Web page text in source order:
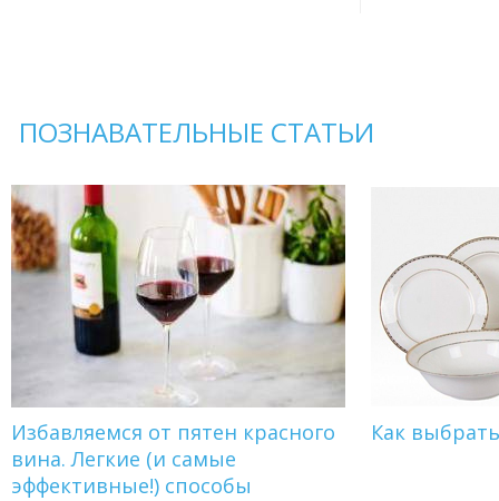
ПОЗНАВАТЕЛЬНЫЕ СТАТЬИ
Избавляемся от пятен красного
вина. Легкие (и самые
эффективные!) способы
Как